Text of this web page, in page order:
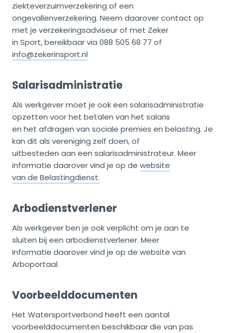
ziekteverzuimverzekering of een
ongevallenverzekering. Neem daarover contact op
met je verzekeringsadviseur of met Zeker
in Sport, bereikbaar via 088 505 68 77 of
info@zekerinsport.nl
Salarisadministratie
Als werkgever moet je ook een salarisadministratie
opzetten voor het betalen van het salaris
en het afdragen van sociale premies en belasting. Je
kan dit als vereniging zelf doen, of
uitbesteden aan een salarisadministrateur. Meer
informatie daarover vind je op de website
van de Belastingdienst.
Arbodienstverlener
Als werkgever ben je ook verplicht om je aan te
sluiten bij een arbodienstverlener. Meer
informatie daarover vind je op de website van
Arboportaal.
Voorbeelddocumenten
Het Watersportverbond heeft een aantal
voorbeelddocumenten beschikbaar die van pas